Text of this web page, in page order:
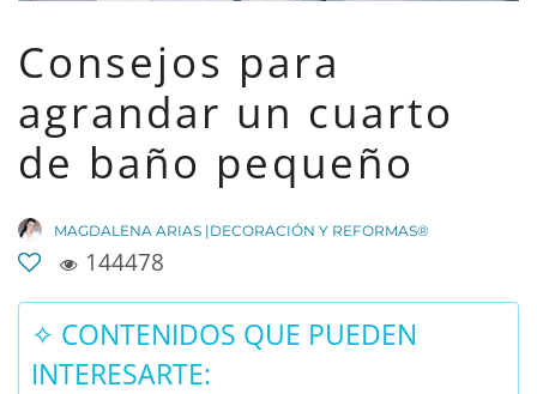
Consejos para
agrandar un cuarto
de baño pequeño
MAGDALENA ARIAS |DECORACIÓN Y REFORMAS®
144478
✧ CONTENIDOS QUE PUEDEN
INTERESARTE: